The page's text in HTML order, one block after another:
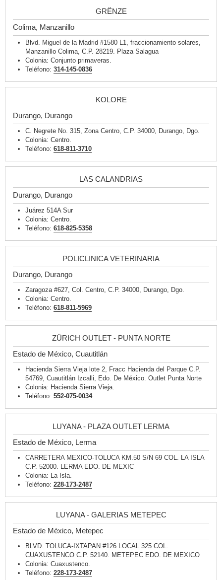
GRËNZE
Colima, Manzanillo
Blvd. Miguel de la Madrid #1580 L1, fraccionamiento solares,
Manzanillo Colima, C.P. 28219. Plaza Salagua
Colonia: Conjunto primaveras.
Teléfono: 314-145-0836
KOLORE
Durango, Durango
C. Negrete No. 315, Zona Centro, C.P. 34000, Durango, Dgo.
Colonia: Centro.
Teléfono: 618-811-3710
LAS CALANDRIAS
Durango, Durango
Juárez 514A Sur
Colonia: Centro.
Teléfono: 618-825-5358
POLICLINICA VETERINARIA
Durango, Durango
Zaragoza #627, Col. Centro, C.P. 34000, Durango, Dgo.
Colonia: Centro.
Teléfono: 618-811-5969
ZÜRICH OUTLET - PUNTA NORTE
Estado de México, Cuautitlán
Hacienda Sierra Vieja lote 2, Fracc Hacienda del Parque C.P.
54769, Cuautitlán Izcalli, Edo. De México. Outlet Punta Norte
Colonia: Hacienda Sierra Vieja.
Teléfono: 552-075-0034
LUYANA - PLAZA OUTLET LERMA
Estado de México, Lerma
CARRETERA MEXICO-TOLUCA KM.50 S/N 69 COL. LA ISLA
C.P. 52000. LERMA EDO. DE MEXIC
Colonia: La Isla.
Teléfono: 228-173-2487
LUYANA - GALERIAS METEPEC
Estado de México, Metepec
BLVD. TOLUCA-IXTAPAN #126 LOCAL 325 COL.
CUAXUSTENCO C.P. 52140. METEPEC EDO. DE MEXICO
Colonia: Cuaxustenco.
Teléfono: 228-173-2487